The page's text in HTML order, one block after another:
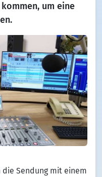
um eine
die Sendung mit einem